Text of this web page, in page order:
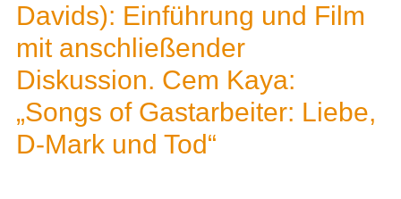
Davids): Einführung und Film
mit anschließender
Diskussion. Cem Kaya:
„Songs of Gastarbeiter: Liebe,
D-Mark und Tod“